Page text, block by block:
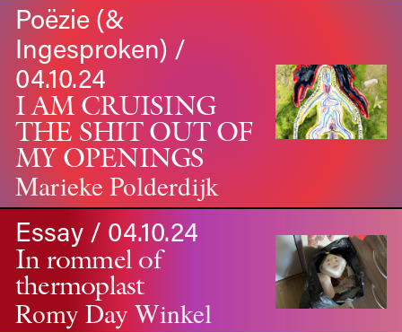
Poëzie (&
Ingesproken) /
04.10.24
I AM CRUISING
THE SHIT OUT OF
MY OPENINGS
Marieke Polderdijk
Essay / 04.10.24
In rommel of
thermoplast
Romy Day Winkel